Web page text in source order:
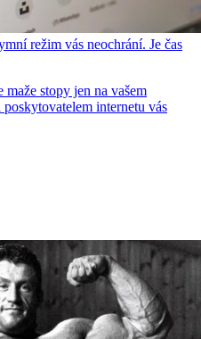
režim vás neochrání. Je čas
stopy jen na vašem
internetu vás